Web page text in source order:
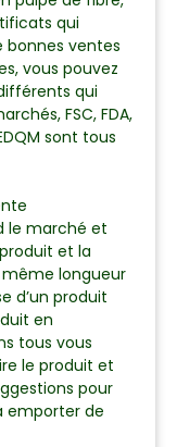
qui
bonnes ventes
vous pouvez
qui
FSC, FDA,
sont tous
le marché et
et la
longueur
d’un produit
en
tous vous
le produit et
pour
emporter de